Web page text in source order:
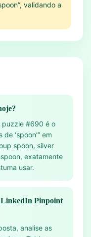
validando a
puzzle #690 é o
‘spoon’” em
spoon, silver
exatamente
usar.
LinkedIn Pinpoint
analise as